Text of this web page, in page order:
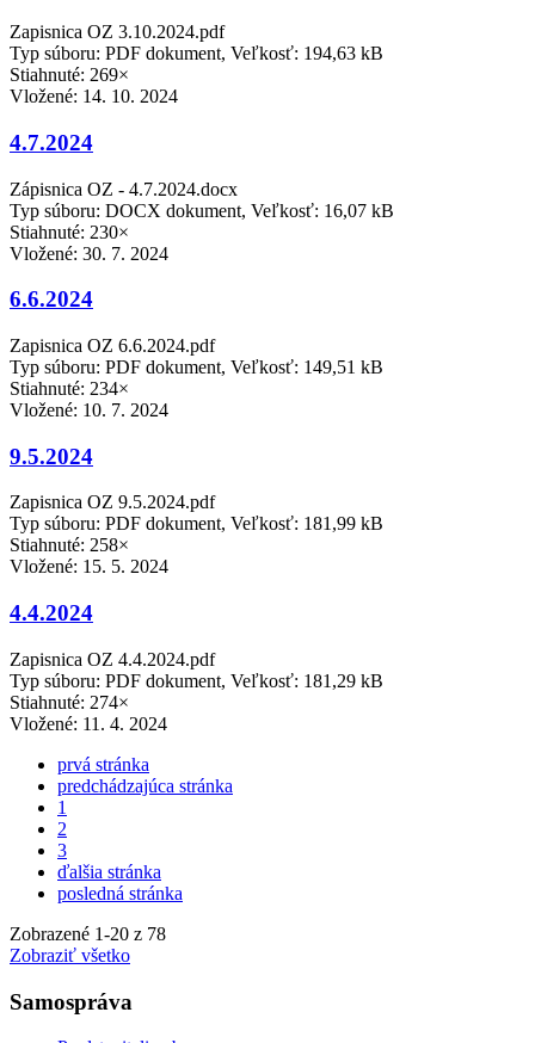
Zapisnica OZ 3.10.2024.pdf
Typ súboru: PDF dokument, Veľkosť: 194,63 kB
Stiahnuté: 269×
Vložené: 14. 10. 2024
4.7.2024
Zápisnica OZ - 4.7.2024.docx
Typ súboru: DOCX dokument, Veľkosť: 16,07 kB
Stiahnuté: 230×
Vložené: 30. 7. 2024
6.6.2024
Zapisnica OZ 6.6.2024.pdf
Typ súboru: PDF dokument, Veľkosť: 149,51 kB
Stiahnuté: 234×
Vložené: 10. 7. 2024
9.5.2024
Zapisnica OZ 9.5.2024.pdf
Typ súboru: PDF dokument, Veľkosť: 181,99 kB
Stiahnuté: 258×
Vložené: 15. 5. 2024
4.4.2024
Zapisnica OZ 4.4.2024.pdf
Typ súboru: PDF dokument, Veľkosť: 181,29 kB
Stiahnuté: 274×
Vložené: 11. 4. 2024
prvá stránka
predchádzajúca stránka
1
2
3
ďalšia stránka
posledná stránka
Zobrazené 1-20 z 78
Zobraziť všetko
Samospráva